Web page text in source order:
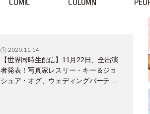
COMIC COLUMN
2020.11.14
【世界同時生配信】11月22日、全出演
者発表！写真家レスリー・キー＆ジョ
シュア・オグ、ウェディングパーティ